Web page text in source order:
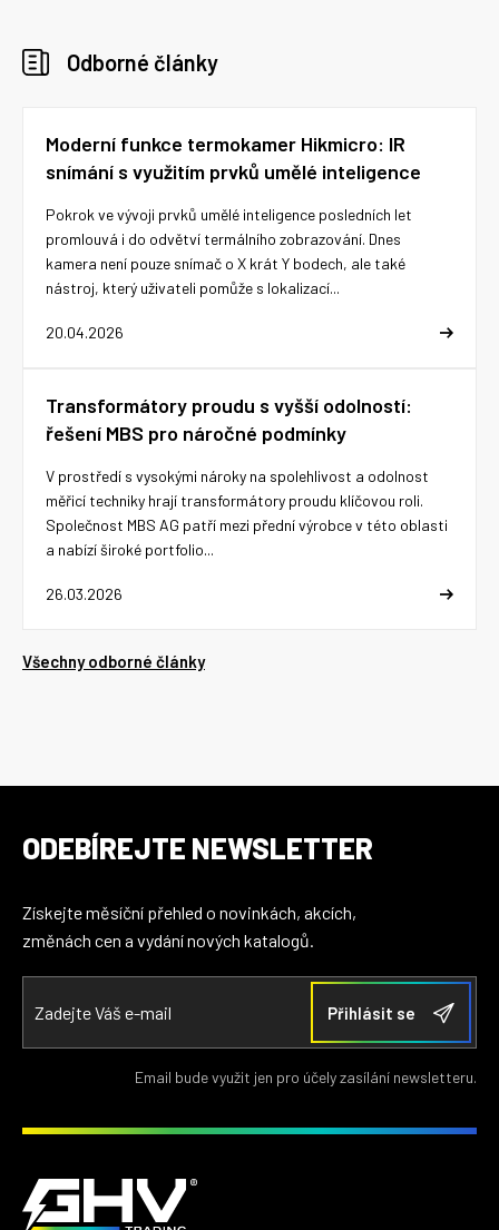
Odborné články
Moderní funkce termokamer Hikmicro: IR
snímání s využitím prvků umělé inteligence
20.04.2026
Pokrok ve vývoji prvků umělé inteligence posledních let
promlouvá i do odvětví termálního zobrazování. Dnes
kamera není pouze snímač o X krát Y bodech, ale také
nástroj, který uživateli pomůže s lokalizací...
Transformátory proudu s vyšší odolností:
řešení MBS pro náročné podmínky
26.03.2026
V prostředí s vysokými nároky na spolehlivost a odolnost
měřicí techniky hrají transformátory proudu klíčovou roli.
Společnost MBS AG patří mezi přední výrobce v této oblasti
a nabízí široké portfolio...
Všechny odborné články
ODEBÍREJTE NEWSLETTER
Získejte měsíční přehled o novinkách, akcích,
změnách cen a vydání nových katalogů.
Email bude využit jen pro účely zasílání newsletteru.